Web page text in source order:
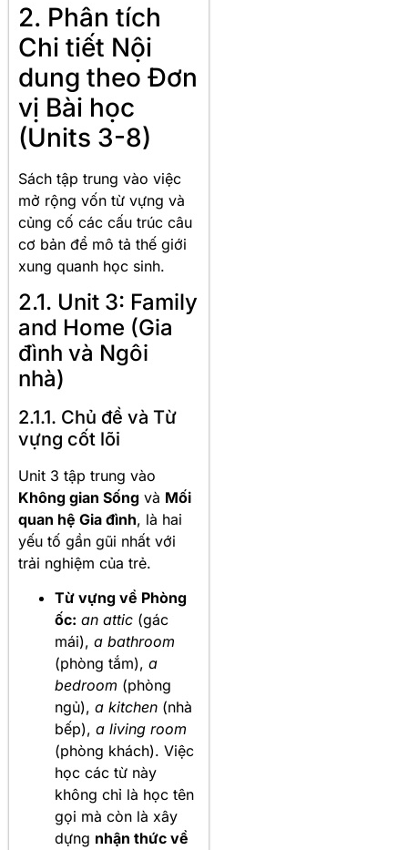
2. Phân tích
Chi tiết Nội
dung theo Đơn
vị Bài học
(Units 3-8)
Sách tập trung vào việc
mở rộng vốn từ vựng và
củng cố các cấu trúc câu
cơ bản để mô tả thế giới
xung quanh học sinh.
2.1. Unit 3: Family
and Home (Gia
đình và Ngôi
nhà)
2.1.1. Chủ đề và Từ
vựng cốt lõi
Unit 3 tập trung vào
Không gian Sống và Mối
quan hệ Gia đình, là hai
yếu tố gần gũi nhất với
trải nghiệm của trẻ.
Từ vựng về Phòng
ốc: an attic (gác
mái), a bathroom
(phòng tắm), a
bedroom (phòng
ngủ), a kitchen (nhà
bếp), a living room
(phòng khách). Việc
học các từ này
không chỉ là học tên
gọi mà còn là xây
dựng nhận thức về